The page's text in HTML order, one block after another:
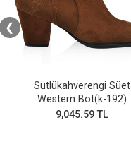
Sütlükahverengi Süet
Western Bot(k-192)
9,045.59 TL
❮